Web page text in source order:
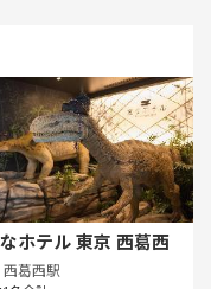
ホテル 東京 西葛西
西葛西駅